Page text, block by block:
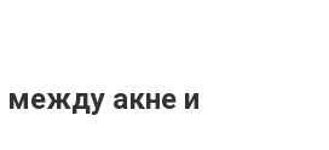
между акне и